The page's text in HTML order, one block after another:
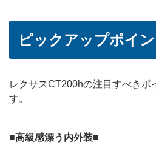
ピックアップポイン
レクサスCT200hの注目すべきポ
す。
■高級感漂う内外装■